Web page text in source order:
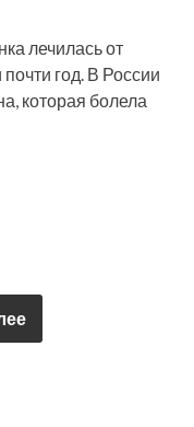
лечилась от
год. В России
которая болела